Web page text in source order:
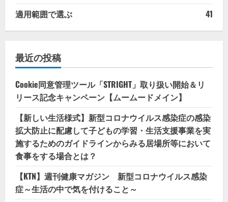
適用範囲で選ぶ
41
最近の投稿
Cookie同意管理ツール「STRIGHT」取り扱い開始＆リ
リース記念キャンペーン【ムームードメイン】
【新しい生活様式】新型コロナウイルス感染症の感染
拡大防止に配慮して子どもの学習・生活支援事業を実
施するためのガイドラインからみる居場所等において
食事をする場合とは？
【KTN】週刊健康マガジン 新型コロナウイルス感染
症～生活の中で気を付けること～